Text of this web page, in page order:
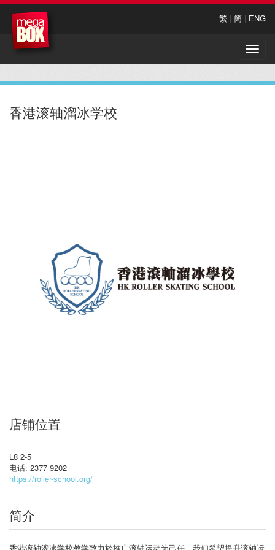
繁 | 簡 | ENG
Toggle
香港滚轴溜冰学校
店铺位置
L8 2-5
电话: 2377 9202
https://roller-school.org/
简介